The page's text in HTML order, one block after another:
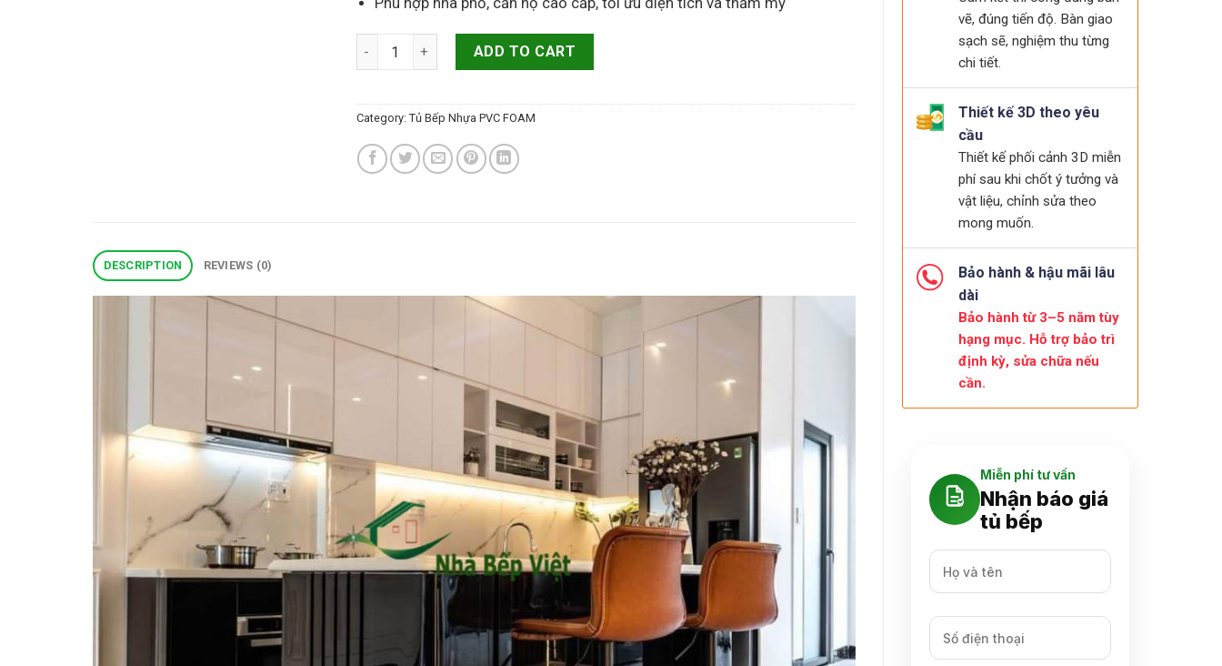
vẽ, đúng tiến độ. Bàn giao
sạch sẽ, nghiệm thu từng
chi tiết.
Thiết kế 3D theo yêu
cầu
Thiết kế phối cảnh 3D miễn
phí sau khi chốt ý tưởng và
vật liệu, chỉnh sửa theo
mong muốn.
Bảo hành & hậu mãi lâu
dài
Bảo hành từ 3–5 năm tùy
hạng mục. Hỗ trợ bảo trì
định kỳ, sửa chữa nếu
cần.
Miễn phí tư vấn
Nhận báo giá
tủ bếp
Tủ bếp nhựa PVC Foam hiện đại PVF02 quantity
ADD TO CART
Category: Tủ Bếp Nhựa PVC FOAM
DESCRIPTION REVIEWS (0)